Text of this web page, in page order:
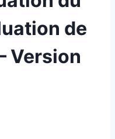
de
Version